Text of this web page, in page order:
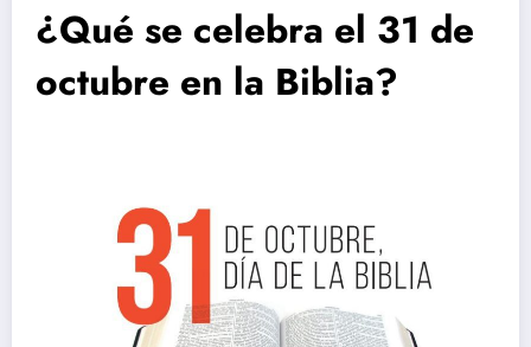
¿Qué se celebra el 31 de
octubre en la Biblia?